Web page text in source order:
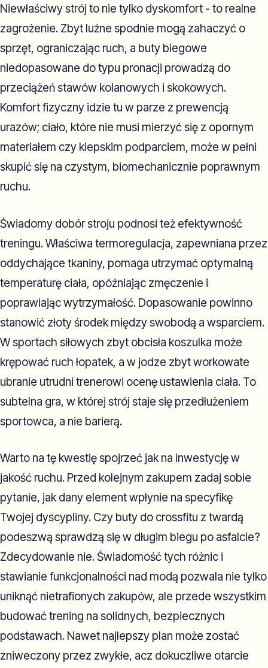
Niewłaściwy strój to nie tylko dyskomfort - to realne
zagrożenie. Zbyt luźne spodnie mogą zahaczyć o
sprzęt, ograniczając ruch, a buty biegowe
niedopasowane do typu pronacji prowadzą do
przeciążeń stawów kolanowych i skokowych.
Komfort fizyczny idzie tu w parze z prewencją
urazów; ciało, które nie musi mierzyć się z opornym
materiałem czy kiepskim podparciem, może w pełni
skupić się na czystym, biomechanicznie poprawnym
ruchu.
Świadomy dobór stroju podnosi też efektywność
treningu. Właściwa termoregulacja, zapewniana przez
oddychające tkaniny, pomaga utrzymać optymalną
temperaturę ciała, opóźniając zmęczenie i
poprawiając wytrzymałość. Dopasowanie powinno
stanowić złoty środek między swobodą a wsparciem.
W sportach siłowych zbyt obcisła koszulka może
krępować ruch łopatek, a w jodze zbyt workowate
ubranie utrudni trenerowi ocenę ustawienia ciała. To
subtelna gra, w której strój staje się przedłużeniem
sportowca, a nie barierą.
Warto na tę kwestię spojrzeć jak na inwestycję w
jakość ruchu. Przed kolejnym zakupem zadaj sobie
pytanie, jak dany element wpłynie na specyfikę
Twojej dyscypliny. Czy buty do crossfitu z twardą
podeszwą sprawdzą się w długim biegu po asfalcie?
Zdecydowanie nie. Świadomość tych różnic i
stawianie funkcjonalności nad modą pozwala nie tylko
uniknąć nietrafionych zakupów, ale przede wszystkim
budować trening na solidnych, bezpiecznych
podstawach. Nawet najlepszy plan może zostać
zniweczony przez zwykłe, acz dokuczliwe otarcie